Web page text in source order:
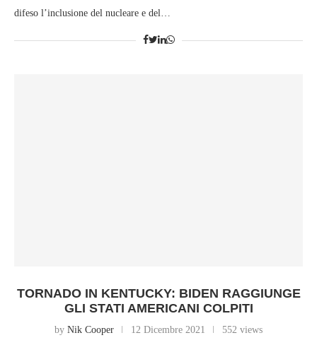
difeso l’inclusione del nucleare e del…
TORNADO IN KENTUCKY: BIDEN RAGGIUNGE
GLI STATI AMERICANI COLPITI
by Nik Cooper 12 Dicembre 2021 552 views